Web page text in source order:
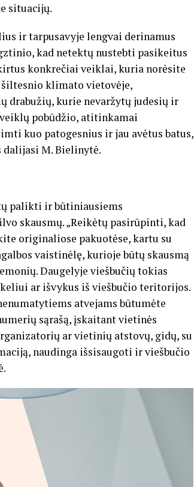
situacijų.
ir tarpusavyje lengvai derinamus
kad netektų nustebti pasikeitus
konkrečiai veiklai, kuria norėsite
klimato vietovėje,
drabužių, kurie nevaržytų judesių ir
pobūdžio, atitinkamai
kuo patogesnius ir jau avėtus batus,
dalijasi M. Bielinytė.
palikti ir būtiniausiems
skausmų. „Reikėtų pasirūpinti, kad
originaliose pakuotėse, kartu su
vaistinėlę, kurioje būtų skausmą
Daugelyje viešbučių tokias
ar išvykus iš viešbučio teritorijos.
atvejams būtumėte
sąrašą, įskaitant vietinės
ar vietinių atstovų, gidų, su
naudinga išsisaugoti ir viešbučio